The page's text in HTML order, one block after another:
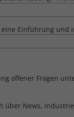
Einführung und
offener Fragen
über News,